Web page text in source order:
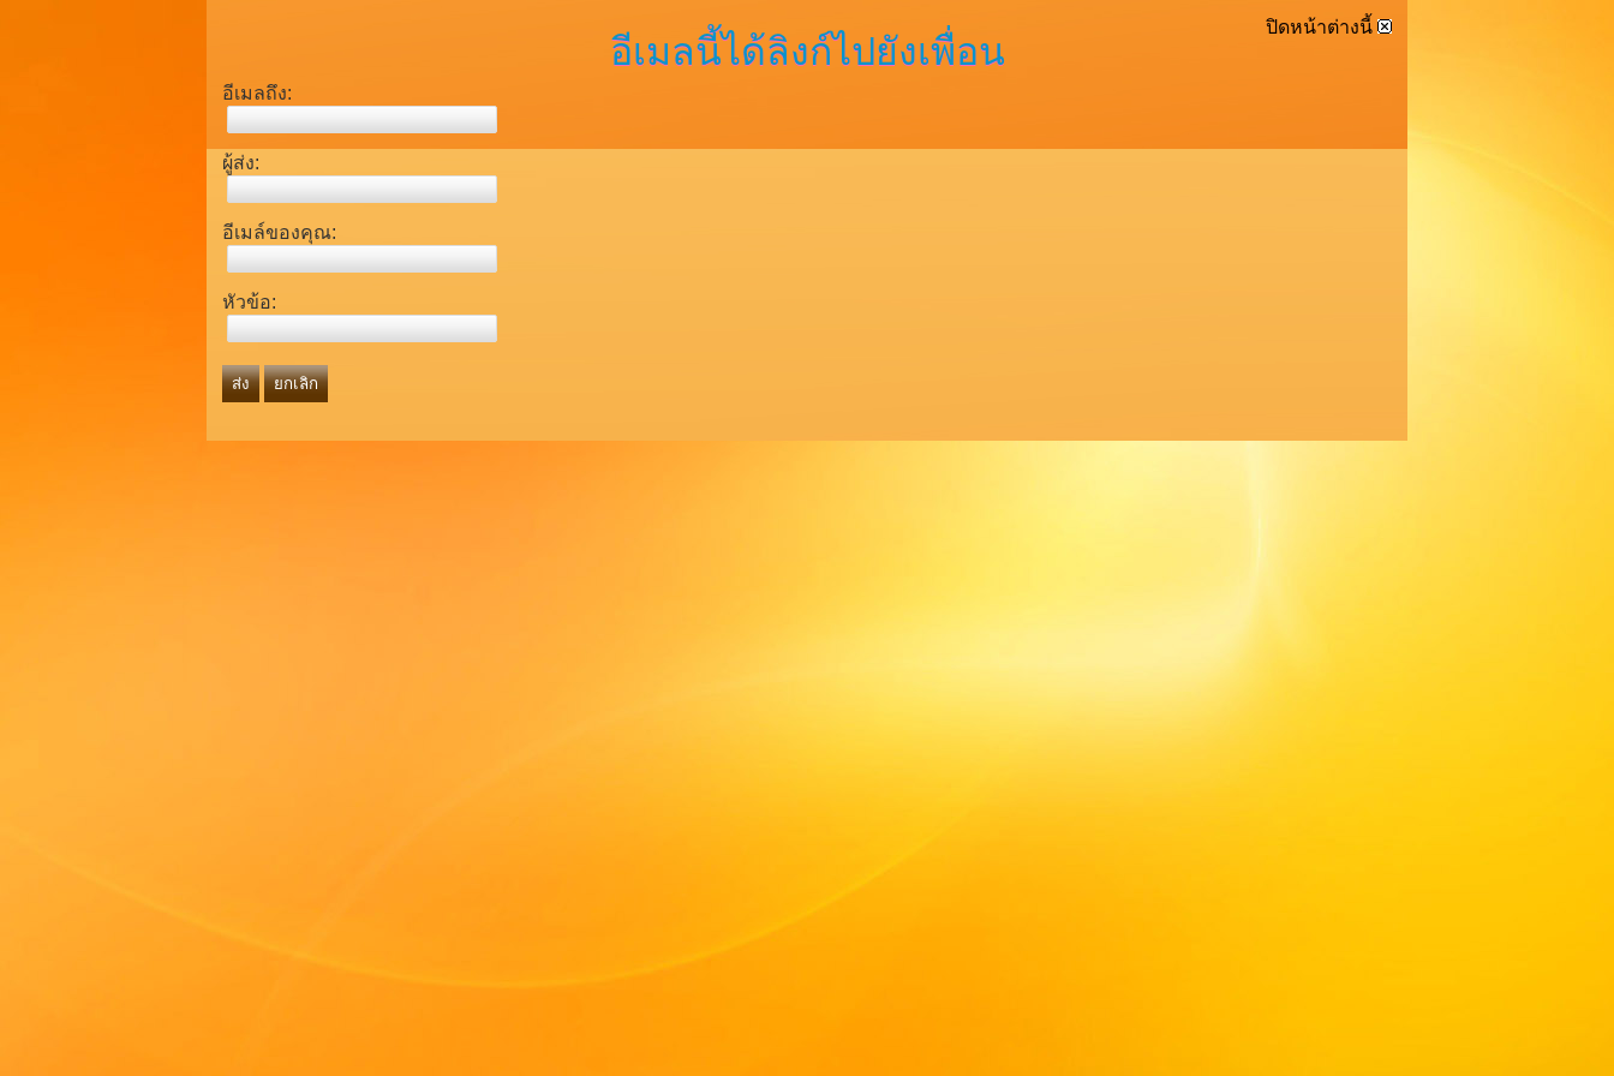
ปิดหน้าต่างนี้
อีเมลนี้ได้ลิงก์ไปยังเพื่อน
อีเมลถึง:
ผู้ส่ง:
อีเมล์ของคุณ:
หัวข้อ:
ส่ง ยกเลิก